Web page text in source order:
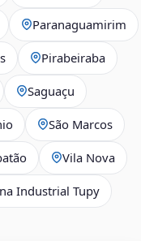
Paranaguamirim
Pirabeiraba
Saguaçu
São Marcos
Vila Nova
Industrial Tupy